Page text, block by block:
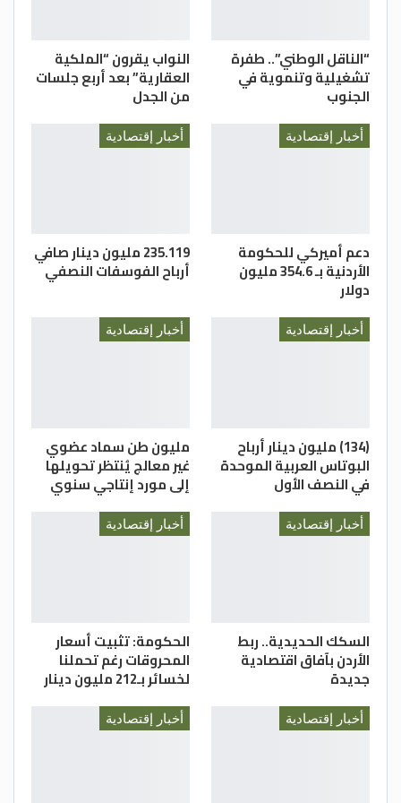
“الناقل الوطني”.. طفرة
تشغيلية وتنموية في
الجنوب
النواب يقرون “الملكية
العقارية” بعد أربع جلسات
من الجدل
أخبار إقتصادية
دعم أميركي للحكومة
الأردنية بـ 354.6 مليون
دولار
أخبار إقتصادية
235.119 مليون دينار صافي
أرباح الفوسفات النصفي
أخبار إقتصادية
(134) مليون دينار أرباح
البوتاس العربية الموحدة
في النصف الأول
أخبار إقتصادية
مليون طن سماد عضوي
غير معالج يُنتظر تحويلها
إلى مورد إنتاجي سنوي
أخبار إقتصادية
السكك الحديدية.. ربط
الأردن بآفاق اقتصادية
جديدة
أخبار إقتصادية
الحكومة: تثبيت أسعار
المحروقات رغم تحملنا
لخسائر بـ212 مليون دينار
أخبار إقتصادية أخبار إقتصادية